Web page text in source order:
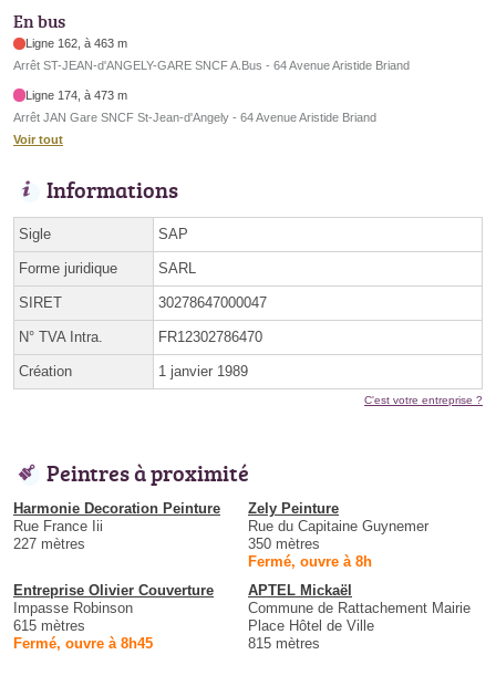
En bus
Ligne 162, à 463 m
Arrêt ST-JEAN-d'ANGELY-GARE SNCF A.Bus - 64 Avenue Aristide Briand
Ligne 174, à 473 m
Arrêt JAN Gare SNCF St-Jean-d'Angely - 64 Avenue Aristide Briand
Voir tout
Informations
Sigle SAP
Forme juridique SARL
SIRET 30278647000047
N° TVA Intra. FR12302786470
Création 1 janvier 1989
C'est votre entreprise ?
Peintres à proximité
Harmonie Decoration Peinture
Rue France Iii
227 mètres
Zely Peinture
Rue du Capitaine Guynemer
350 mètres
Fermé, ouvre à 8h
Entreprise Olivier Couverture
Impasse Robinson
615 mètres
Fermé, ouvre à 8h45
APTEL Mickaël
Commune de Rattachement Mairie
Place Hôtel de Ville
815 mètres